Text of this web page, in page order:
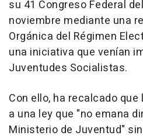
su 41 Congreso Federal
noviembre mediante una
Orgánica del Régimen
una iniciativa que venían
Juventudes Socialistas.
Con ello, ha recalcado
a una ley que "no emana
Ministerio de Juventud"